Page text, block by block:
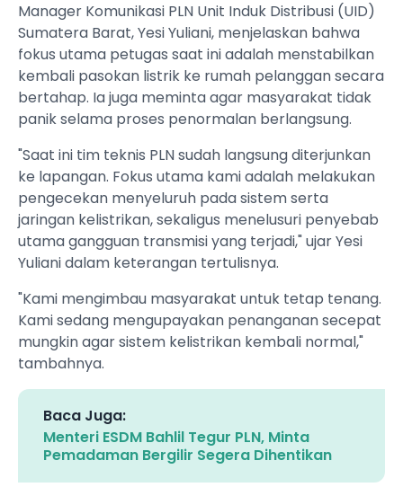
Manager Komunikasi PLN Unit Induk Distribusi (UID)
Sumatera Barat, Yesi Yuliani, menjelaskan bahwa
fokus utama petugas saat ini adalah menstabilkan
kembali pasokan listrik ke rumah pelanggan secara
bertahap. Ia juga meminta agar masyarakat tidak
panik selama proses penormalan berlangsung.
"Saat ini tim teknis PLN sudah langsung diterjunkan
ke lapangan. Fokus utama kami adalah melakukan
pengecekan menyeluruh pada sistem serta
jaringan kelistrikan, sekaligus menelusuri penyebab
utama gangguan transmisi yang terjadi," ujar Yesi
Yuliani dalam keterangan tertulisnya.
"Kami mengimbau masyarakat untuk tetap tenang.
Kami sedang mengupayakan penanganan secepat
mungkin agar sistem kelistrikan kembali normal,"
tambahnya.
Baca Juga:
Menteri ESDM Bahlil Tegur PLN, Minta
Pemadaman Bergilir Segera Dihentikan